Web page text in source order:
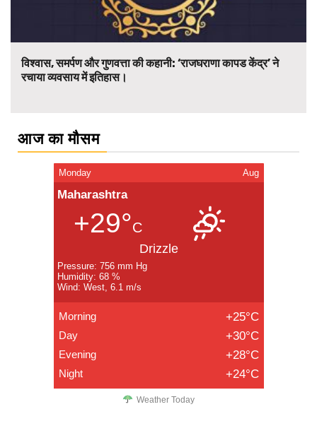
विश्वास, समर्पण और गुणवत्ता की कहानी: ‘राजघराणा कापड केंद्र’ ने
रचाया व्यवसाय में इतिहास।
आज का मौसम
Monday Aug
Maharashtra
+29°C
Drizzle
Pressure: 756 mm Hg
Humidity: 68 %
Wind: West, 6.1 m/s
Morning +25°C
Day +30°C
Evening +28°C
Night +24°C
Weather Today